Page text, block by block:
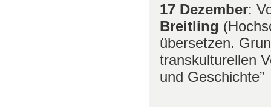
17 Dezember:
Breitling
übersetzen.
transkulturellen
und Geschichte”